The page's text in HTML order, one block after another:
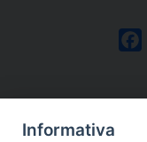
Informativa